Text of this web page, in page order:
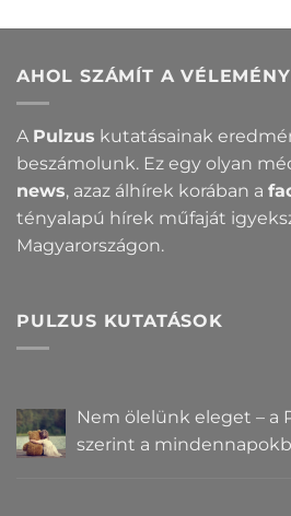
AHOL SZÁMÍT A
A Pulzus kutatásainak
beszámolunk. Ez egy olyan
news, azaz álhírek korában a
tényalapú hírek műfaját
Magyarországon.
PULZUS KUTATÁSOK
Nem ölelünk eleget – a
szerint a